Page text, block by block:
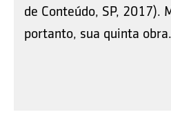
de Conteúdo, SP, 2017).
portanto, sua quinta obra.